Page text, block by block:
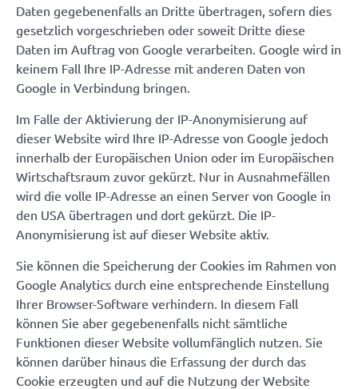
Daten gegebenenfalls an Dritte übertragen, sofern dies
gesetzlich vorgeschrieben oder soweit Dritte diese
Daten im Auftrag von Google verarbeiten. Google wird in
keinem Fall Ihre IP-Adresse mit anderen Daten von
Google in Verbindung bringen.
Im Falle der Aktivierung der IP-Anonymisierung auf
dieser Website wird Ihre IP-Adresse von Google jedoch
innerhalb der Europäischen Union oder im Europäischen
Wirtschaftsraum zuvor gekürzt. Nur in Ausnahmefällen
wird die volle IP-Adresse an einen Server von Google in
den USA übertragen und dort gekürzt. Die IP-
Anonymisierung ist auf dieser Website aktiv.
Sie können die Speicherung der Cookies im Rahmen von
Google Analytics durch eine entsprechende Einstellung
Ihrer Browser-Software verhindern. In diesem Fall
können Sie aber gegebenenfalls nicht sämtliche
Funktionen dieser Website vollumfänglich nutzen. Sie
können darüber hinaus die Erfassung der durch das
Cookie erzeugten und auf die Nutzung der Website